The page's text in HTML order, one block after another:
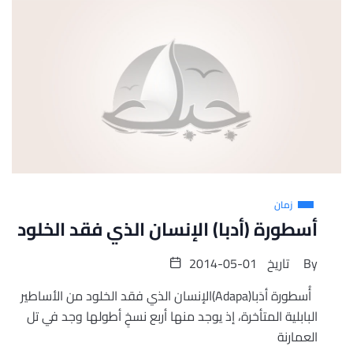
زمان
أسطورة (أدبا) الإنسان الذي فقد الخلود
By تاريخ 2014-05-01
أُسطورة أدَبا(Adapa)الإنسان الذي فقد الخلود من الأساطير
البابلية المتأخرة، إذ يوجد منها أربع نسخٍ أطولها وجد في تل
العمارنة